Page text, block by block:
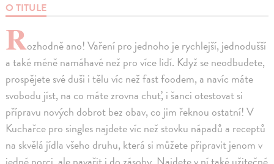
O TITULE
Rozhodně ano! Vaření pro jednoho je rychlejší, jednodušší
a také méně namáhavé než pro více lidí. Když se neodbudete,
prospějete své duši i tělu víc než fast foodem, a navíc máte
svobodu jíst, na co máte zrovna chuť, i šanci otestovat si
přípravu nových dobrot bez obav, co jim řeknou ostatní! V
Kuchařce pro singles najdete víc než stovku nápadů a receptů
na skvělá jídla všeho druhu, která si můžete připravit jenom v